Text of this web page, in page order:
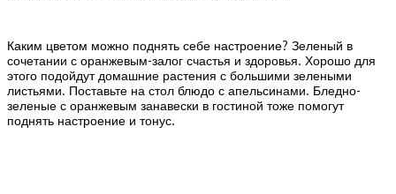
Каким цветом можно поднять себе настроение? Зеленый в
сочетании с оранжевым-залог счастья и здоровья. Хорошо для
этого подойдут домашние растения с большими зелеными
листьями. Поставьте на стол блюдо с апельсинами. Бледно-
зеленые с оранжевым занавески в гостиной тоже помогут
поднять настроение и тонус.